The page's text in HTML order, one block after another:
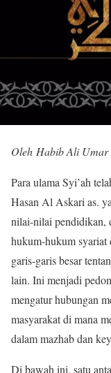
Oleh Habib Ali Umar
Para ulama Syi’ah
Hasan Al Askari as.
nilai-nilai pendidikan,
hukum-hukum syariat
garis-garis besar
lain. Ini menjadi
mengatur hubungan
masyarakat di mana
dalam mazhab dan
Di bawah ini, satu